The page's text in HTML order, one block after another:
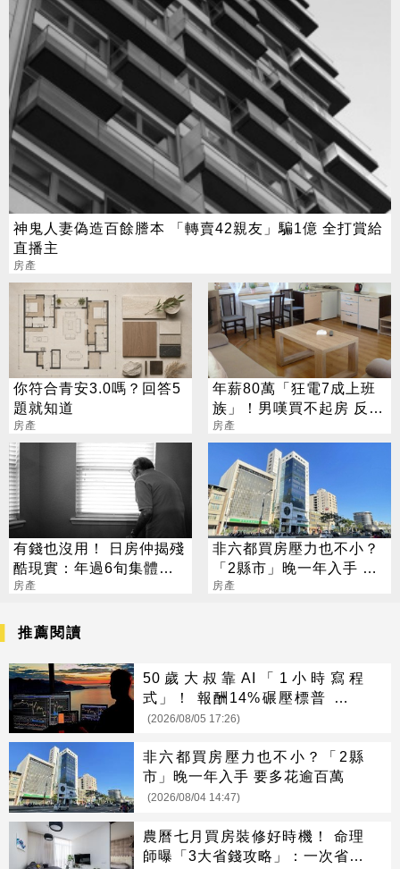
神鬼人妻偽造百餘謄本 「轉賣42親友」騙1億 全打賞給
直播主
房產
你符合青安3.0嗎？回答5
題就知道
房產
年薪80萬「狂電7成上班
族」！男嘆買不起房 反遭
網噴爆
房產
有錢也沒用！ 日房仲揭殘
酷現實：年過6旬集體封
殺
房產
非六都買房壓力也不小？
「2縣市」晚一年入手 要
多花逾百萬
房產
推薦閱讀
50歲大叔靠AI「1小時寫程
式」！ 報酬14%碾壓標普 直接
辭職去炒股
(2026/08/05 17:26)
非六都買房壓力也不小？「2縣
市」晚一年入手 要多花逾百萬
(2026/08/04 14:47)
農曆七月買房裝修好時機！ 命理
師曝「3大省錢攻略」：一次省很